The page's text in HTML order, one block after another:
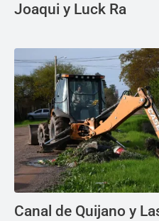
Joaqui y Luck Ra
Canal de Quijano y